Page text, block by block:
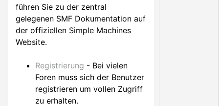
führen Sie zu der zentral
gelegenen SMF Dokumentation auf
der offiziellen Simple Machines
Website.
Registrierung - Bei vielen
Foren muss sich der Benutzer
registrieren um vollen Zugriff
zu erhalten.